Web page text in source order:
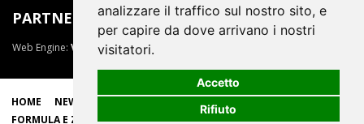
analizzare il traffico sul nostro sito, e
per capire da dove arrivano i nostri
visitatori.
Accetto
Rifiuto
PARTNER
Web Engine: ViDa 3.0
HOME NEWS CLASSIFICHE
FORMULA E ZONE